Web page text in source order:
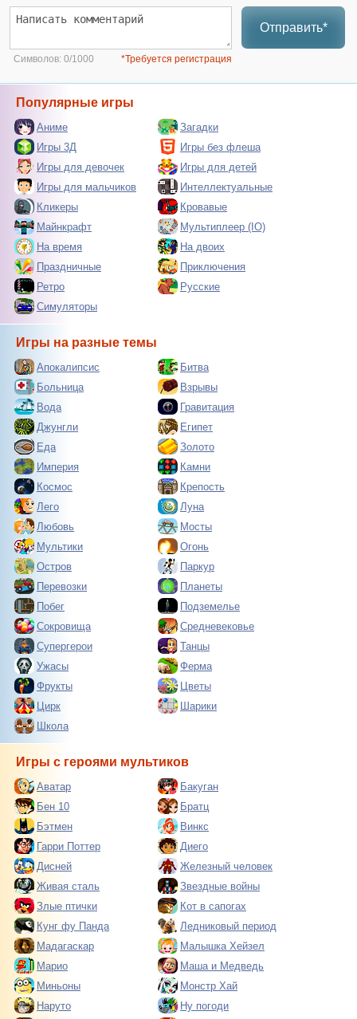
Отправить*
Символов: 0/1000 *Требуется регистрация
Популярные игры
Аниме
Загадки
Игры 3Д
Игры без флеша
Игры для девочек
Игры для детей
Игры для мальчиков
Интеллектуальные
Кликеры
Кровавые
Майнкрафт
Мультиплеер (IO)
На время
На двоих
Праздничные
Приключения
Ретро
Русские
Симуляторы
Игры на разные темы
Апокалипсис
Битва
Больница
Взрывы
Вода
Гравитация
Джунгли
Египет
Еда
Золото
Империя
Камни
Космос
Крепость
Лего
Луна
Любовь
Мосты
Мультики
Огонь
Остров
Паркур
Перевозки
Планеты
Побег
Подземелье
Сокровища
Средневековье
Супергерои
Танцы
Ужасы
Ферма
Фрукты
Цветы
Цирк
Шарики
Школа
Игры с героями мультиков
Аватар
Бакуган
Бен 10
Братц
Бэтмен
Винкс
Гарри Поттер
Диего
Дисней
Железный человек
Живая сталь
Звездные войны
Злые птички
Кот в сапогах
Кунг фу Панда
Ледниковый период
Мадагаскар
Малышка Хейзел
Марио
Маша и Медведь
Миньоны
Монстр Хай
Наруто
Ну погоди